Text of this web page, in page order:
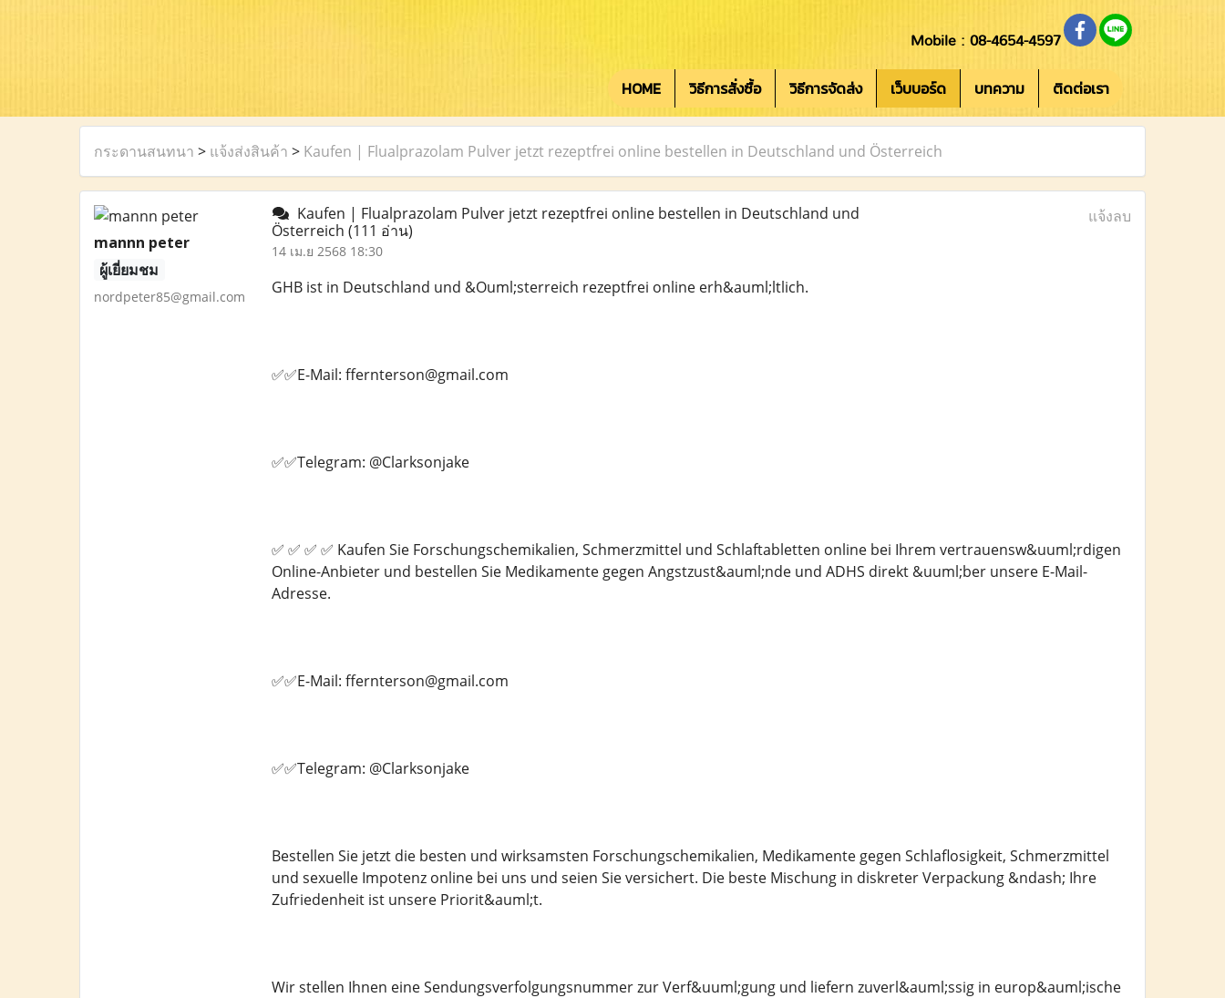
Mobile : 08-4654-4597
HOME วิธีการสั่งซื้อ วิธีการจัดส่ง เว็บบอร์ด บทความ ติดต่อเรา
กระดานสนทนา > แจ้งส่งสินค้า > Kaufen | Flualprazolam Pulver jetzt rezeptfrei online bestellen in Deutschland und Österreich
mannn peter
ผู้เยี่ยมชม
nordpeter85@gmail.com
Kaufen | Flualprazolam Pulver jetzt rezeptfrei online bestellen in Deutschland und
Österreich (111 อ่าน)
14 เม.ย 2568 18:30
แจ้งลบ
GHB ist in Deutschland und &Ouml;sterreich rezeptfrei online erh&auml;ltlich.
✅✅E-Mail: ffernterson@gmail.com
✅✅Telegram: @Clarksonjake
✅ ✅ ✅ ✅ Kaufen Sie Forschungschemikalien, Schmerzmittel und Schlaftabletten online bei Ihrem vertrauensw&uuml;rdigen
Online-Anbieter und bestellen Sie Medikamente gegen Angstzust&auml;nde und ADHS direkt &uuml;ber unsere E-Mail-
Adresse.
✅✅E-Mail: ffernterson@gmail.com
✅✅Telegram: @Clarksonjake
Bestellen Sie jetzt die besten und wirksamsten Forschungschemikalien, Medikamente gegen Schlaflosigkeit, Schmerzmittel
und sexuelle Impotenz online bei uns und seien Sie versichert. Die beste Mischung in diskreter Verpackung &ndash; Ihre
Zufriedenheit ist unsere Priorit&auml;t.
Wir stellen Ihnen eine Sendungsverfolgungsnummer zur Verf&uuml;gung und liefern zuverl&auml;ssig in europ&auml;ische